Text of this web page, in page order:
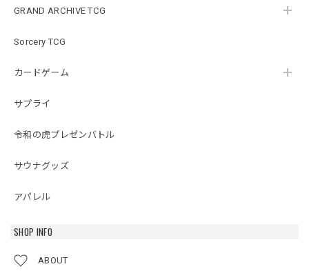
GRAND ARCHIVE TCG
Sorcery TCG
カードゲーム
サプライ
令和の虎プレゼンバトル
サウナグッズ
アパレル
SHOP INFO
ABOUT